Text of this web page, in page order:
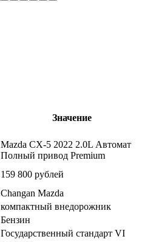
Значение
Mazda CX-5 2022 2.0L Автомат
Полный привод Premium
159 800 рублей
Changan Mazda
компактный внедорожник
Бензин
Государственный стандарт VI